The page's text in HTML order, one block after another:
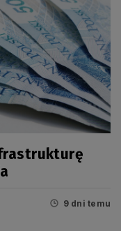
9 dni temu